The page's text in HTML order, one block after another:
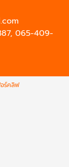
, 065-409-
ร์คลิฟ